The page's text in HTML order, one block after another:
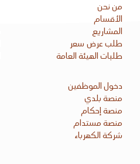
من نحن
الأقسام
المشاريع
طلب عرض سعر
طلبات الهيئة العامة
دخول الموظفين
منصة بلدي
منصة إحكام
منصة مستدام
شركة الكهرباء